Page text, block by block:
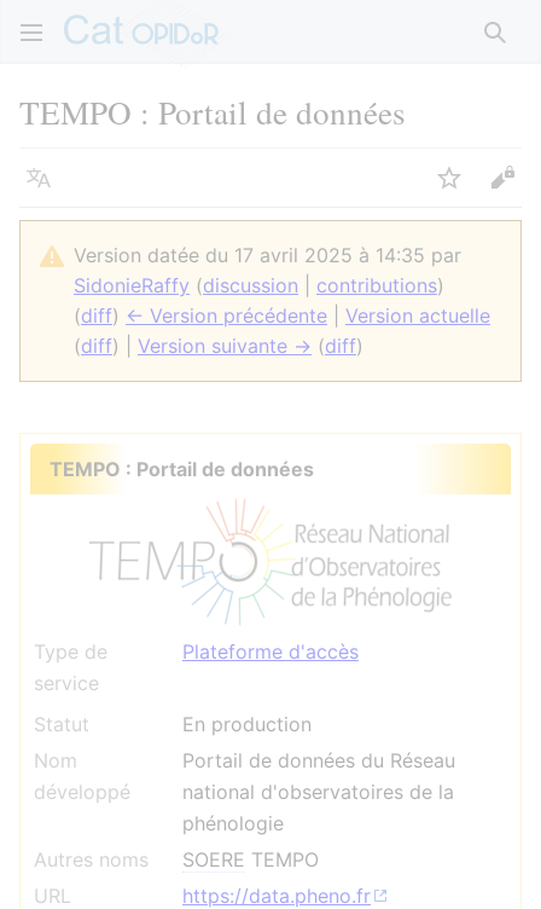
TEMPO : Portail de données
Langue Suivre
Version datée du 17 avril 2025 à 14:35 par
SidonieRaffy (discussion contributions)
(diff) ← Version précédente
Version actuelle
(diff) | Version suivante → (diff)
TEMPO : Portail de données
Type de
service
Plateforme d'accès
Statut
En production
Nom
développé
Portail de données du Réseau
national d'observatoires de la
phénologie
Autres noms
SOERE TEMPO
URL
https://data.pheno.fr